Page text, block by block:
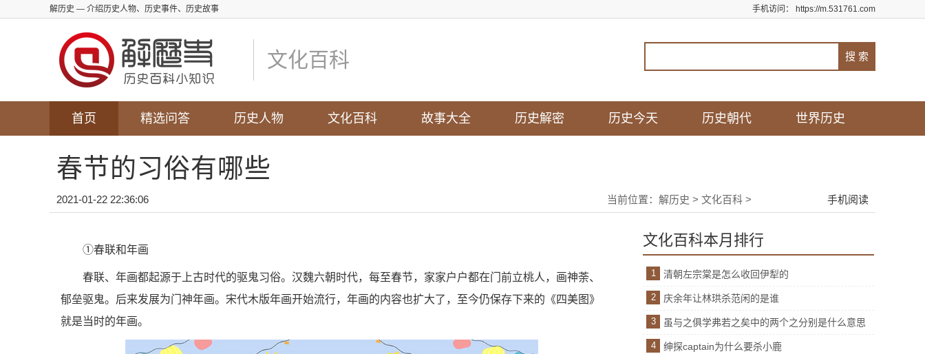
解历史 — 介绍历史人物、历史事件、历史故事 手机访问： https://m.531761.com
文化百科
首页 精选问答 历史人物 文化百科 故事大全 历史解密 历史今天 历史朝代 世界历史
春节的习俗有哪些
2021-01-22 22:36:06 当前位置： 解历史 > 文化百科 > 手机阅读
①春联和年画
春联、年画都起源于上古时代的驱鬼习俗。汉魏六朝时代，每至春节，家家户户都在门前立桃人，画神荼、
郁垒驱鬼。后来发展为门神年画。宋代木版年画开始流行，年画的内容也扩大了，至今仍保存下来的《四美图》
就是当时的年画。
文化百科本月排行
1 清朝左宗棠是怎么收回伊犁的
2 庆余年让林珙杀范闲的是谁
3 虽与之俱学弗若之矣中的两个之分别是什么意思
4 绅探captain为什么要杀小鹿